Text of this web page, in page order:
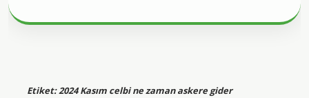
Etiket:2024 Kasım celbi ne zaman askere gider